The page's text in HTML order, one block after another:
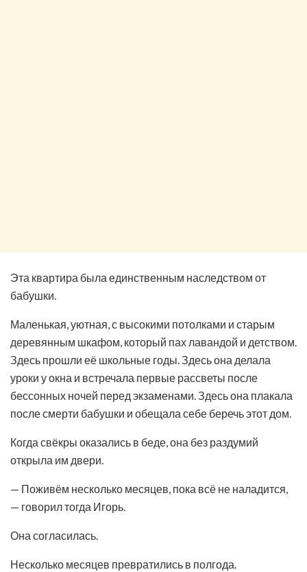
Эта квартира была единственным наследством от
бабушки.
Маленькая, уютная, с высокими потолками и старым
деревянным шкафом, который пах лавандой и детством.
Здесь прошли её школьные годы. Здесь она делала
уроки у окна и встречала первые рассветы после
бессонных ночей перед экзаменами. Здесь она плакала
после смерти бабушки и обещала себе беречь этот дом.
Когда свёкры оказались в беде, она без раздумий
открыла им двери.
— Поживём несколько месяцев, пока всё не наладится,
— говорил тогда Игорь.
Она согласилась.
Несколько месяцев превратились в полгода.